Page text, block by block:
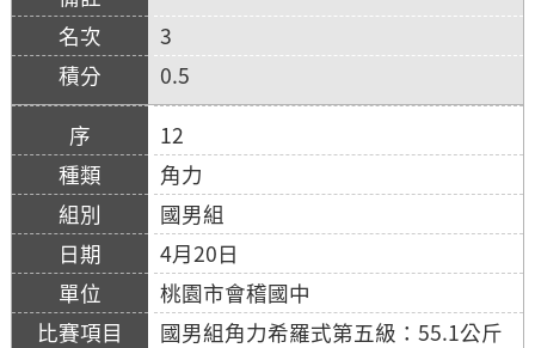
3
0.5
12
角力
國男組
4月20日
桃園市會稽國中
國男組角力希羅式第五級：55.1公斤